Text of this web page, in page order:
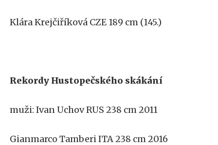
Klára Krejčiříková CZE 189 cm (145.)
Rekordy Hustopečského skákání
muži: Ivan Uchov RUS 238 cm 2011
Gianmarco Tamberi ITA 238 cm 2016